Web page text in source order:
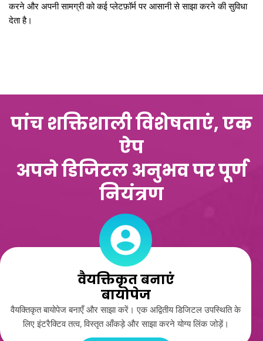
करने और अपनी सामग्री को कई प्लेटफ़ॉर्म पर आसानी से साझा करने की सुविधा
देता है।
पांच शक्तिशाली विशेषताएं, एक
ऐप
अपने डिजिटल अनुभव पर पूर्ण
नियंत्रण
वैयक्तिकृत बनाएं
बायोपेज
वैयक्तिकृत बायोपेज बनाएँ और साझा करें। एक अद्वितीय डिजिटल उपस्थिति के
लिए इंटरैक्टिव तत्व, विस्तृत आँकड़े और साझा करने योग्य लिंक जोड़ें।